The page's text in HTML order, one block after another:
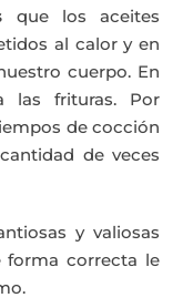
que los aceites
al calor y en
cuerpo. En
las frituras. Por
de cocción
de veces
y valiosas
forma correcta le